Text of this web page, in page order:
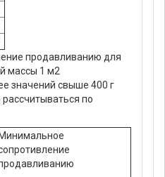
продавливанию для
массы 1 м2
значений свыше 400 г
по
Минимальное